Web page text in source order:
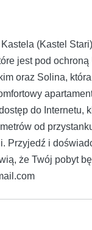
(Kastel
jest pod
oraz Solina,
do Internetu,
od
Przyjedź i
że Twój pobyt